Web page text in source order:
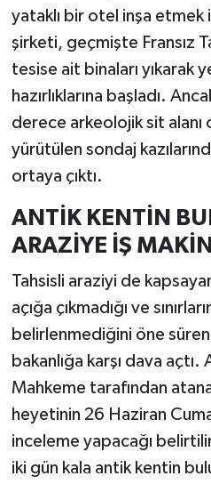
yataklı bir otel inşa etmek
şirketi, geçmişte Fransız
tesise ait binaları yıkarak
hazırlıklarına başladı.
derece arkeolojik sit alanı
yürütülen sondaj
ortaya çıktı.
ANTİK KENTİN
ARAZİYE İŞ
Tahsisli araziyi de
açığa çıkmadığı ve
belirlenmediğini öne
bakanlığa karşı dava açtı.
Mahkeme tarafından
heyetinin 26 Haziran
inceleme yapacağı
iki gün kala antik kentin